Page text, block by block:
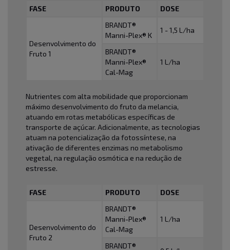
FASE PRODUTO DOSE
Desenvolvimento do
Fruto 1
BRANDT®
Manni-Plex® K
1 - 1,5 L/ha
BRANDT®
Manni-Plex®
Cal-Mag
1 L/ha
Nutrientes com alta mobilidade que proporcionam
máximo desenvolvimento do fruto da melancia,
atuando em rotas metabólicas específicas de
transporte de açúcar. Adicionalmente, as tecnologias
atuam na potencialização da fotossíntese, na
ativação de diferentes enzimas no metabolismo
vegetal, na regulação osmótica e na redução de
estresse.
FASE PRODUTO DOSE
Desenvolvimento do
Fruto 2
BRANDT®
Manni-Plex®
Cal-Mag
1 L/ha
BRANDT®